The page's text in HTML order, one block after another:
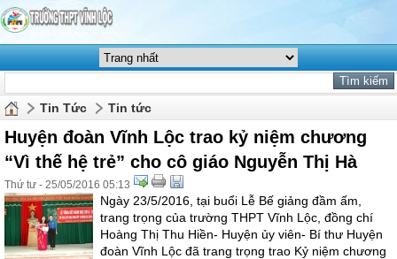
Tin Tức Tin tức
Huyện đoàn Vĩnh Lộc trao kỷ niệm chương
“Vì thế hệ trẻ” cho cô giáo Nguyễn Thị Hà
Thứ tư - 25/05/2016 05:13
Ngày 23/5/2016, tại buổi Lễ Bế giảng đầm ấm,
trang trọng của trường THPT Vĩnh Lộc, đồng chí
Hoàng Thị Thu Hiền- Huyện ủy viên- Bí thư Huyện
đoàn Vĩnh Lộc đã trang trọng trao Kỷ niệm chương